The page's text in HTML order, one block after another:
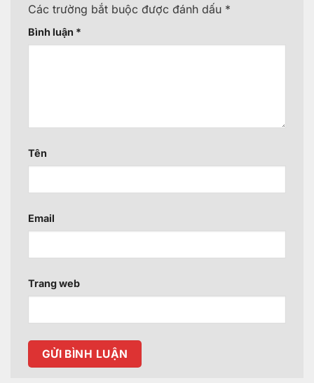
Các trường bắt buộc được đánh dấu *
Bình luận *
Tên
Email
Trang web